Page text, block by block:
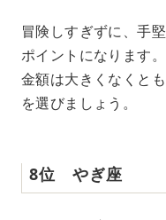
冒険しすぎずに、手
ポイントになります。
金額は大きくなくと
を選びましょう。
8位 やぎ座